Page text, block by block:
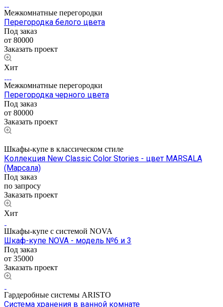
Межкомнатные перегородки
Перегородка белого цвета
Под заказ
от 80000
Заказать проект
Хит
Межкомнатные перегородки
Перегородка черного цвета
Под заказ
от 80000
Заказать проект
Шкафы-купе в классическом стиле
Коллекция New Classic Color Stories - цвет MARSALA
(Марсала)
Под заказ
по запросу
Заказать проект
Хит
Шкафы-купе с системой NOVA
Шкаф-купе NOVA - модель №6 и 3
Под заказ
от 35000
Заказать проект
Гардеробные системы ARISTO
Система хранения в ванной комнате